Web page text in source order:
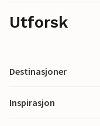
Utforsk
Destinasjoner
Inspirasjon